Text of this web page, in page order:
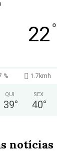
22°
% 1.7kmh
QUI
39°
SEX
40°
notícias